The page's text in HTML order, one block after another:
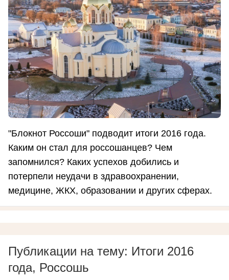
"Блокнот Россоши" подводит итоги 2016 года.
Каким он стал для россошанцев? Чем
запомнился? Каких успехов добились и
потерпели неудачи в здравоохранении,
медицине, ЖКХ, образовании и других сферах.
Публикации на тему: Итоги 2016
года, Россошь